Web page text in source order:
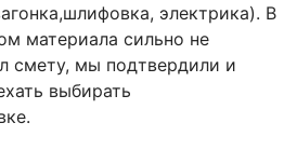
электрика). В
материала сильно не
смету, мы подтвердили и
выбирать